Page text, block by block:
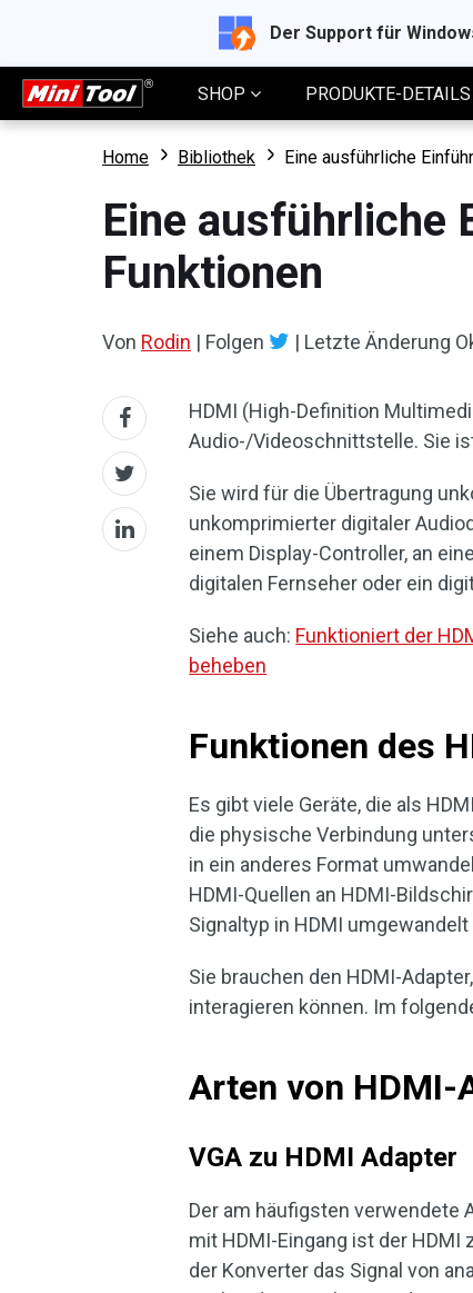
Der Support für
SHOP PRODUKTE-DETAILS
Home Bibliothek Eine ausführliche
Eine ausführliche
Funktionen
Von Rodin | Folgen | Letzte Änderung
HDMI (High-Definition
Audio-/Videoschnittstelle. Sie
Sie wird für die Übertragung
unkomprimierter digitaler
einem Display-Controller, an
digitalen Fernseher oder ein
Siehe auch: Funktioniert der
beheben
Funktionen des
Es gibt viele Geräte, die als
die physische Verbindung
in ein anderes Format
HDMI-Quellen an HDMI-
Signaltyp in HDMI umgewandelt
Sie brauchen den HDMI-
interagieren können. Im
Arten von HDMI-
VGA zu HDMI Adapter
Der am häufigsten verwendete
mit HDMI-Eingang ist der HDMI
der Konverter das Signal von